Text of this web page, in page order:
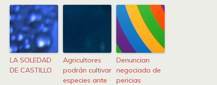
LA SOLEDAD
DE CASTILLO
Agricultores
podrán cultivar
especies ante
Denuncian
negociado de
pericias